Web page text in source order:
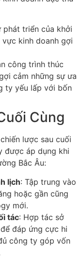
phát triển của khởi
kinh doanh gợi
công trình thúc
cảm những sự ưa
ty yếu lấp với bốn
Cùng
lược sau cuối
được áp dụng khi
Bắc Âu:
lịch: Tập trung vào
hoặc gần cũng
mới.
tác: Hợp tác sở
đáp ứng cực hi
công ty góp vốn